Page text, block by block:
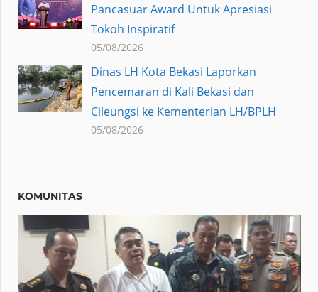
Pancasuar Award Untuk Apresiasi
Tokoh Inspiratif
05/08/2026
Dinas LH Kota Bekasi Laporkan
Pencemaran di Kali Bekasi dan
Cileungsi ke Kementerian LH/BPLH
05/08/2026
KOMUNITAS